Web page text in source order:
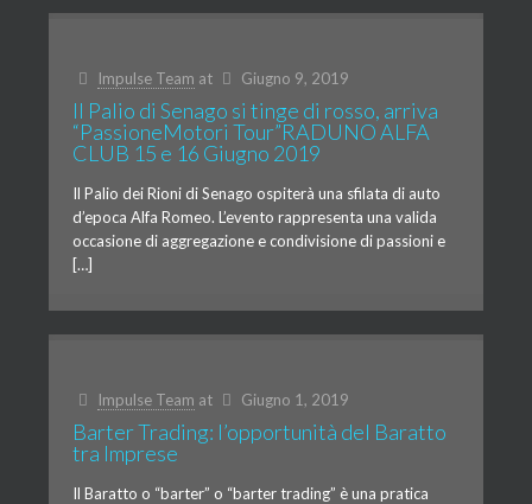
Impulse Team at Giugno 9, 2019
Il Palio di Senago si tinge di rosso, arriva
“PassioneMotori Tour”RADUNO ALFA
CLUB 15 e 16 Giugno 2019
Il Palio dei Rioni di Senago ospiterà una sfilata di auto
d’epoca Alfa Romeo. L’evento rappresenta una valida
occasione di aggregazione e condivisione di passioni e
[…]
Impulse Team at Giugno 1, 2019
Barter Trading: l’opportunità del Baratto
tra Imprese
Il Baratto o “barter” o “barter trading” è una pratica